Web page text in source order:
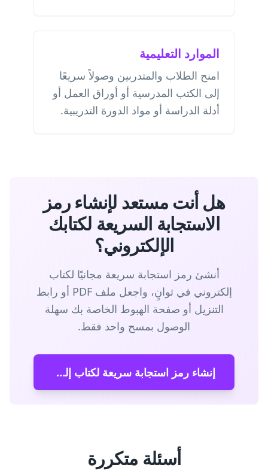
الموارد التعليمية
امنح الطلاب والمتدربين وصولاً سريعًا
إلى الكتب المدرسية أو أوراق العمل أو
أدلة الدراسة أو مواد الدورة التدريبية.
هل أنت مستعد لإنشاء رمز
الاستجابة السريعة لكتابك
الإلكتروني؟
أنشئ رمز استجابة سريعة مجانيًا لكتاب
إلكتروني في ثوانٍ، واجعل ملف PDF أو رابط
التنزيل أو صفحة الهبوط الخاصة بك سهلة
الوصول بمسح واحد فقط.
إنشاء رمز استجابة سريعة لكتاب إلكتروني
أسئلة متكررة